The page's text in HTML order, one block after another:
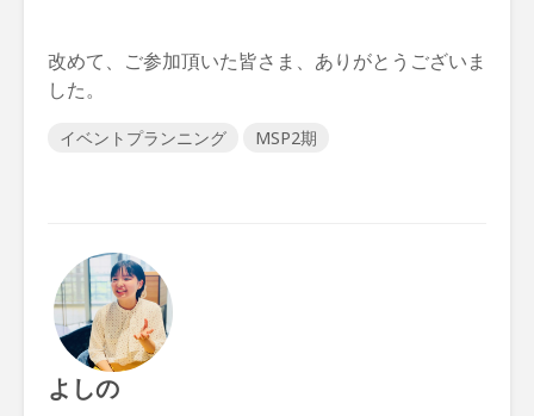
改めて、ご参加頂いた皆さま、ありがとうございま
した。
イベントプランニング MSP2期
よしの